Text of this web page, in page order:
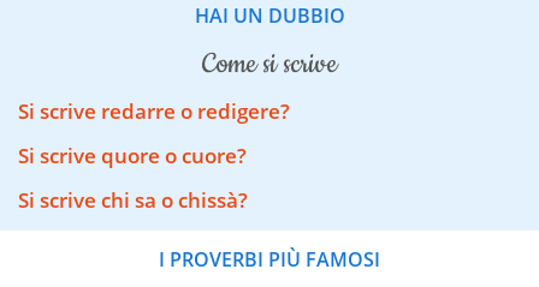
HAI UN DUBBIO
come si scrive
Si scrive redarre o redigere?
Si scrive quore o cuore?
Si scrive chi sa o chissà?
I PROVERBI PIÙ FAMOSI